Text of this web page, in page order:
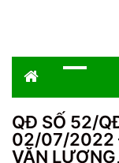
QĐ SỐ 52/
02/07/2022
VĂN